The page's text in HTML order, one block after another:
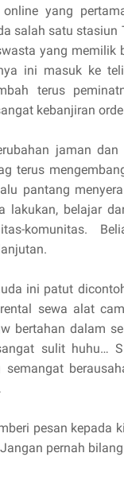
yang
salah satu stasiun
yang memilik
ini masuk ke
terus
kebanjiran
jaman
terus
pantang
lakukan, belajar
komunitas.
ini patut
sewa alat
bertahan dalam
sulit huhu…
pesan kepada
pernah